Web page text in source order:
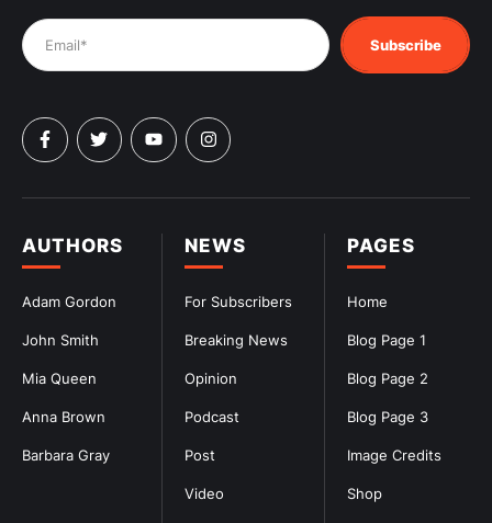
PAGES
Home
Blog Page 1
Blog Page 2
Blog Page 3
Image Credits
Shop
NEWS
For Subscribers
Breaking News
Opinion
Podcast
Post
Video
AUTHORS
Adam Gordon
John Smith
Mia Queen
Anna Brown
Barbara Gray
Subscribe